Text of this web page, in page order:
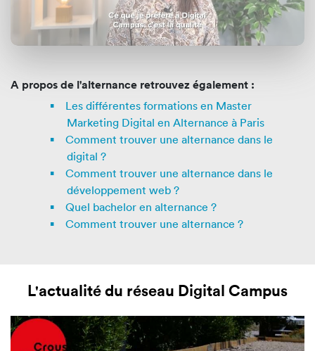
A propos de l'alternance retrouvez également :
Les différentes formations en Master
Marketing Digital en Alternance à Paris
Comment trouver une alternance dans le
digital ?
Comment trouver une alternance dans le
développement web ?
Quel bachelor en alternance ?
Comment trouver une alternance ?
L'actualité du réseau Digital Campus